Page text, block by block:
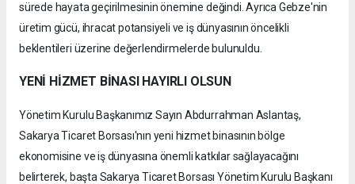
sürede hayata geçirilmesinin önemine değindi. Ayrıca Gebze'nin
üretim gücü, ihracat potansiyeli ve iş dünyasının öncelikli
beklentileri üzerine değerlendirmelerde bulunuldu.
YENİ HİZMET BİNASI HAYIRLI OLSUN
Yönetim Kurulu Başkanımız Sayın Abdurrahman Aslantaş,
Sakarya Ticaret Borsası'nın yeni hizmet binasının bölge
ekonomisine ve iş dünyasına önemli katkılar sağlayacağını
belirterek, başta Sakarya Ticaret Borsası Yönetim Kurulu Başkanı